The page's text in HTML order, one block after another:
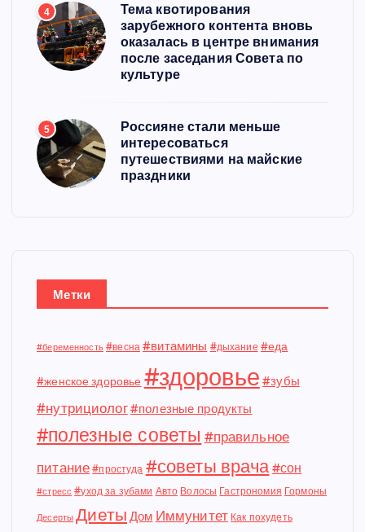
4
Тема квотирования
зарубежного контента вновь
оказалась в центре внимания
после заседания Совета по
культуре
5
Россияне стали меньше
интересоваться
путешествиями на майские
праздники
Метки
#беременность #весна #витамины #дыхание #еда
#женское здоровье #здоровье #зубы
#нутрициолог#полезные продукты
#полезные советы #правильное
питание #простуда #советы врача#сон
#стресс #уход за зубами Авто Волосы Гастрономия Гормоны
Десерты Диеты Дом Иммунитет Как похудеть